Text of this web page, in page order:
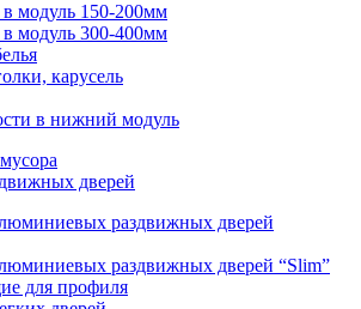
модуль 150-200мм
модуль 300-400мм
карусель
в нижний модуль
дверей
раздвижных дверей
раздвижных дверей “Slim”
для профиля